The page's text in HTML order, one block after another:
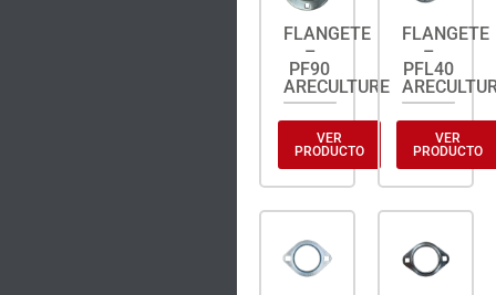
FLANGETE
–
PF90
ARECULTURE
VER
PRODUCTO
FLANGETE
–
PFL40
VER
PRODUCTO